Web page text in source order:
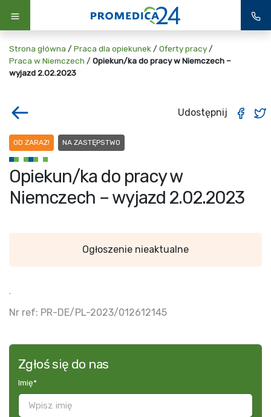
Strona główna / Praca dla opiekunek / Oferty pracy /
Praca w Niemczech / Opiekun/ka do pracy w Niemczech –
wyjazd 2.02.2023
Udostępnij
OD ZARAZ! NA ZASTĘPSTWO
Opiekun/ka do pracy w
Niemczech – wyjazd 2.02.2023
Ogłoszenie nieaktualne
Nr ref: PR-DE/PL-2023/012612145
Zgłoś się do nas
Imię*